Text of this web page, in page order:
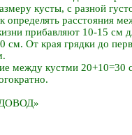
кусты, с разной
определять расстояния
прибавляют 10-15 см
От края грядки до
между кустми